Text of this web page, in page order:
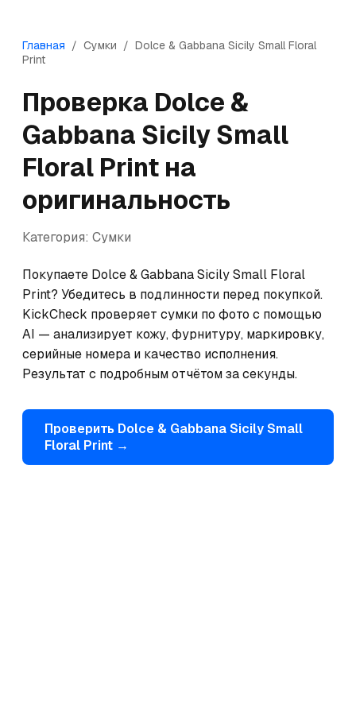
Главная / Сумки / Dolce & Gabbana Sicily Small Floral
Print
Проверка Dolce &
Gabbana Sicily Small
Floral Print на
оригинальность
Категория: Сумки
Покупаете Dolce & Gabbana Sicily Small Floral
Print? Убедитесь в подлинности перед покупкой.
KickCheck проверяет сумки по фото с помощью
AI — анализирует кожу, фурнитуру, маркировку,
серийные номера и качество исполнения.
Результат с подробным отчётом за секунды.
Проверить Dolce & GabbanaSicily Small
Floral Print →